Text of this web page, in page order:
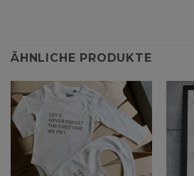
ÄHNLICHE PRODUKTE